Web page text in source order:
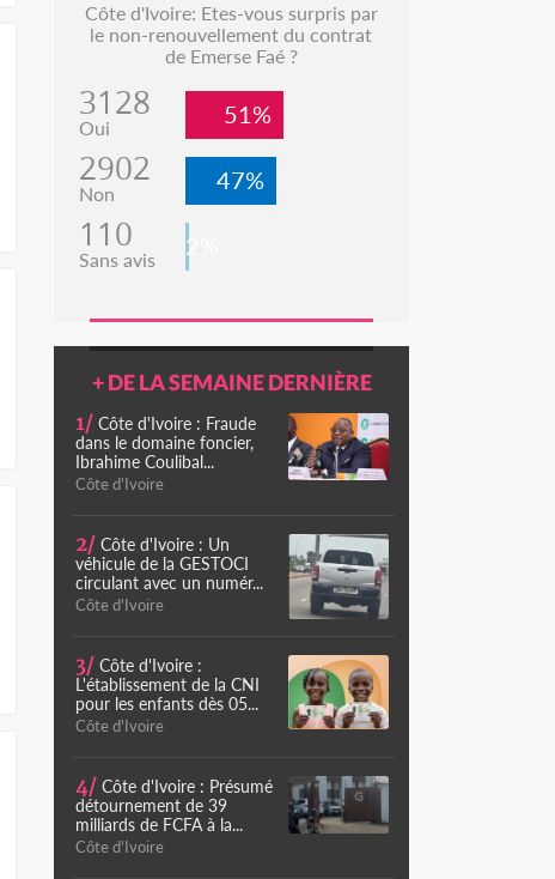
Côte d'Ivoire: Etes-vous surpris par
le non-renouvellement du contrat
de Emerse Faé ?
3128
Oui 51%
2902
Non 47%
110
Sans avis 2%
+ DE LA SEMAINE DERNIÈRE
1/ Côte d'Ivoire : Fraude
dans le domaine foncier,
Ibrahime Coulibal...
Côte d'Ivoire
2/ Côte d'Ivoire : Un
véhicule de la GESTOCI
circulant avec un numér...
Côte d'Ivoire
3/ Côte d'Ivoire :
L'établissement de la CNI
pour les enfants dès 05...
Côte d'Ivoire
4/ Côte d'Ivoire : Présumé
détournement de 39
milliards de FCFA à la...
Côte d'Ivoire